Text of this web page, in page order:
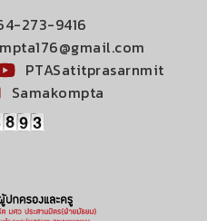
273-9416
PTASatitprasarnmit
Samakompta